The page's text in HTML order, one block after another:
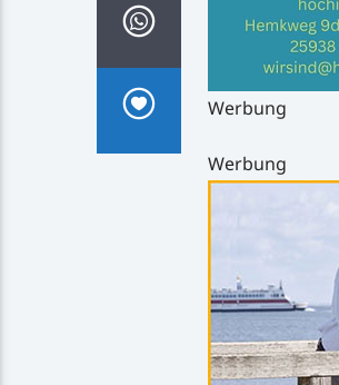
Werbung
Werbung